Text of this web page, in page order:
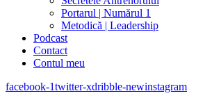
Portarul | Numărul 1
Metodică | Leadership
Podcast
Contact
Contul meu
facebook-1twitter-xdribble-newinstagram